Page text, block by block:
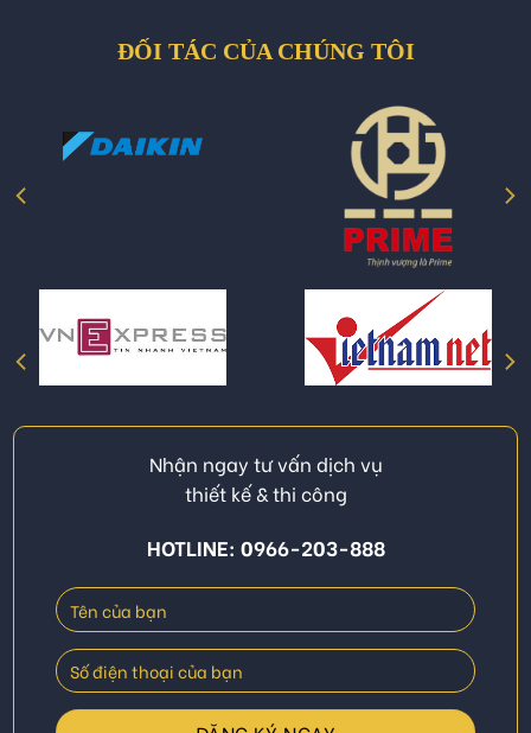
ĐỐI TÁC CỦA CHÚNG TÔI
Nhận ngay tư vấn dịch vụ
thiết kế & thi công
HOTLINE: 0966-203-888